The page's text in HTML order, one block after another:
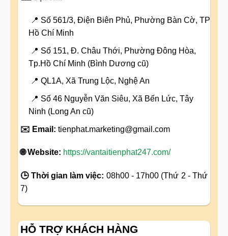
📍 Số 561/3, Điện Biên Phủ, Phường Bàn Cờ, TP
Hồ Chí Minh
📍 Số 151, Đ. Châu Thới, Phường Đông Hòa,
Tp.Hồ Chí Minh (Bình Dương cũ)
📍 QL1A, Xã Trung Lộc, Nghệ An
📍 Số 46 Nguyễn Văn Siêu, Xã Bến Lức, Tây
Ninh (Long An cũ)
✉️ Email: tienphat.marketing@gmail.com
🌐 Website: https://vantaitienphat247.com/
🕒 Thời gian làm việc: 08h00 - 17h00 (Thứ 2 - Thứ
7)
HỖ TRỢ KHÁCH HÀNG